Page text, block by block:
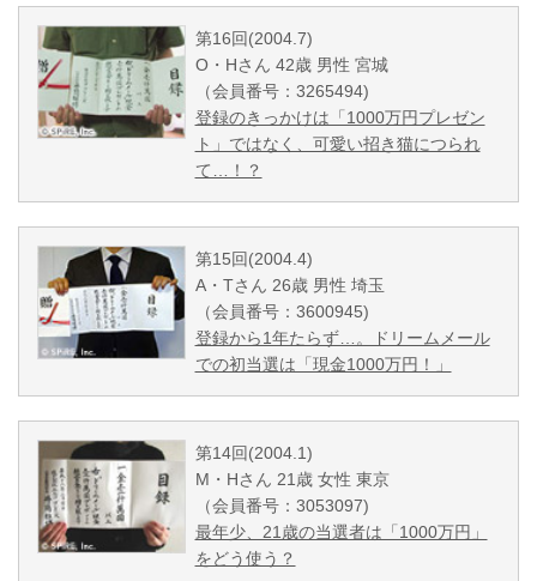
第16回(2004.7)
O・Hさん 42歳 男性 宮城
（会員番号：3265494)
登録のきっかけは「1000万円プレゼン
ト」ではなく、可愛い招き猫につられ
て…！？
第15回(2004.4)
A・Tさん 26歳 男性 埼玉
（会員番号：3600945)
登録から1年たらず…。ドリームメール
での初当選は「現金1000万円！」
第14回(2004.1)
M・Hさん 21歳 女性 東京
（会員番号：3053097)
最年少、21歳の当選者は「1000万円」
をどう使う？